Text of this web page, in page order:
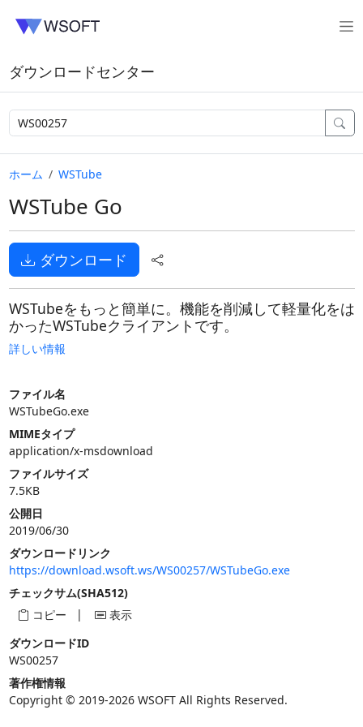
ダウンロードセンター
ホーム WSTube
WSTube Go
ダウンロード
WSTubeをもっと簡単に。機能を削減して軽量化をは
かったWSTubeクライアントです。
詳しい情報
ファイル名
WSTubeGo.exe
MIMEタイプ
application/x-msdownload
ファイルサイズ
7.5KB
公開日
2019/06/30
ダウンロードリンク
https://download.wsoft.ws/WS00257/WSTubeGo.exe
チェックサム(SHA512)
コピー
|
表示
ダウンロードID
WS00257
著作権情報
Copyright © 2019-2026 WSOFT All Rights Reserved.